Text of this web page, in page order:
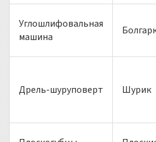
Углошлифовальная
машина
Дрель-шуруповерт Шурик